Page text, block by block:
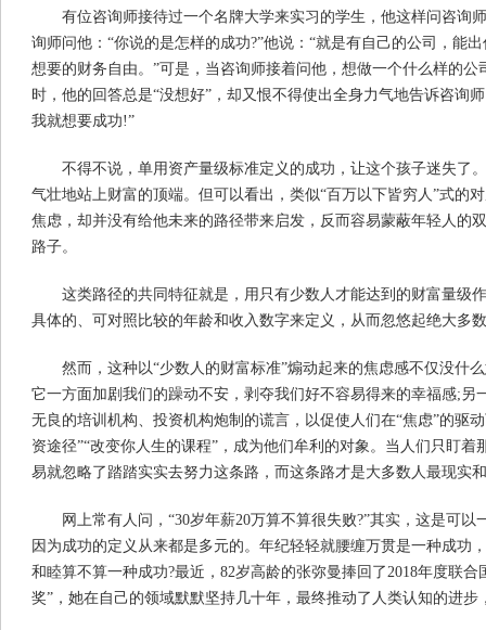
有位咨询师接待过一个名牌大学来实习的学生，他这样问咨询
询师问他：“你说的是怎样的成功?”他说：“就是有自己的公司，能
想要的财务自由。”可是，当咨询师接着问他，想做一个什么样的公
时，他的回答总是“没想好”，却又恨不得使出全身力气地告诉咨询
我就想要成功!”
不得不说，单用资产量级标准定义的成功，让这个孩子迷失了
气壮地站上财富的顶端。但可以看出，类似“百万以下皆穷人”式的
焦虑，却并没有给他未来的路径带来启发，反而容易蒙蔽年轻人的
路子。
这类路径的共同特征就是，用只有少数人才能达到的财富量级
具体的、可对照比较的年龄和收入数字来定义，从而忽悠起绝大多
然而，这种以“少数人的财富标准”煽动起来的焦虑感不仅没什
它一方面加剧我们的躁动不安，剥夺我们好不容易得来的幸福感;另
无良的培训机构、投资机构炮制的谎言，以促使人们在“焦虑”的驱
资途径”“改变你人生的课程”，成为他们牟利的对象。当人们只盯着
易就忽略了踏踏实实去努力这条路，而这条路才是大多数人最现实
网上常有人问，“30岁年薪20万算不算很失败?”其实，这是可
因为成功的定义从来都是多元的。年纪轻轻就腰缠万贯是一种成功
和睦算不算一种成功?最近，82岁高龄的张弥曼捧回了2018年度联
奖”，她在自己的领域默默坚持几十年，最终推动了人类认知的进步